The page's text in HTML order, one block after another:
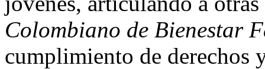
Colombiano de Bienestar
cumplimiento de derechos